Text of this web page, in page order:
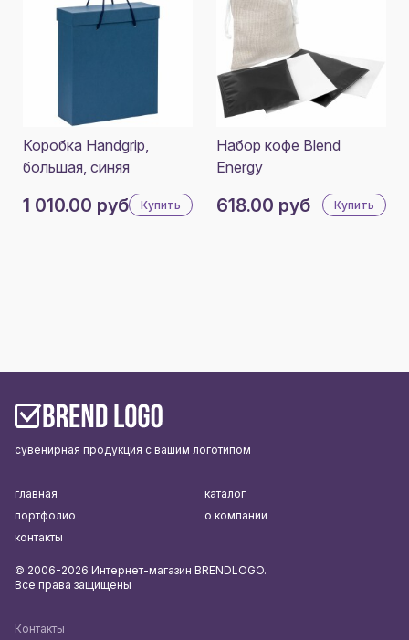
Коробка Handgrip,
большая, синяя
1 010.00 руб Купить
Набор кофе Blend
Energy
618.00 руб Купить
сувенирная продукция с вашим логотипом
Контакты
главная
каталог
портфолио
о компании
контакты
© 2006-2026 Интернет-магазин BRENDLOGO.
Все права защищены